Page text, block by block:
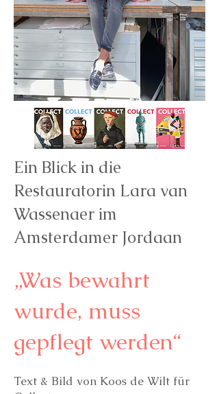
Ein Blick in die
Restauratorin Lara van
Wassenaer im
Amsterdamer Jordaan
„Was bewahrt
wurde, muss
gepflegt werden“
Text & Bild von Koos de Wilt für